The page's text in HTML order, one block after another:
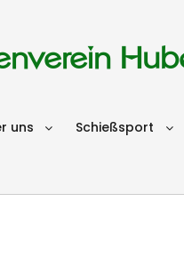
uns Schießsport